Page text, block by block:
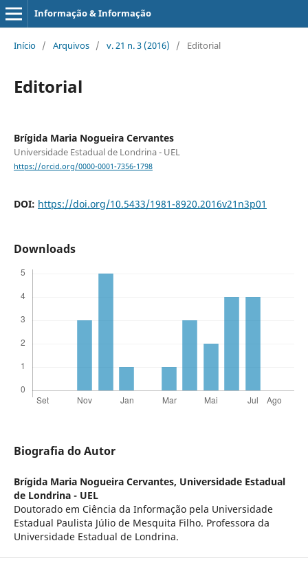
Informação & Informação
Início / Arquivos / v. 21 n. 3 (2016) / Editorial
Editorial
Brígida Maria Nogueira Cervantes
Universidade Estadual de Londrina - UEL
https://orcid.org/0000-0001-7356-1798
DOI: https://doi.org/10.5433/1981-8920.2016v21n3p01
Downloads
Biografia do Autor
Brígida Maria Nogueira Cervantes, Universidade Estadual
de Londrina - UEL
Doutorado em Ciência da Informação pela Universidade
Estadual Paulista Júlio de Mesquita Filho. Professora da
Universidade Estadual de Londrina.